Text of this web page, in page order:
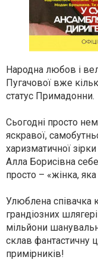
Народна любов і
Пугачової вже
статус Примадонни.
Сьогодні просто
яскравої,
харизматичної
Алла Борисівна
просто – «жінка, яка
Улюблена співачка
грандіозних
мільйони
склав фантастичну
примірників!